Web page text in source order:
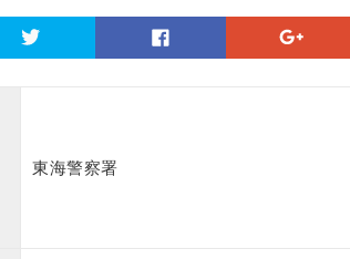
twitter
東海警察署